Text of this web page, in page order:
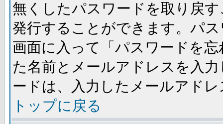
無くしたパスワードを取り戻
発行することができます。パ
画面に入って「パスワードを
た名前とメールアドレスを入
ードは、入力したメールアド
トップに戻る